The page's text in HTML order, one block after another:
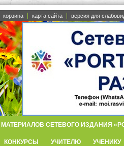
корзина карта сайта версия для
СЕТЕВОГО ИЗДАНИЯ
КОНКУРСЫ УЧИТЕЛЮ УЧЕНИКУ